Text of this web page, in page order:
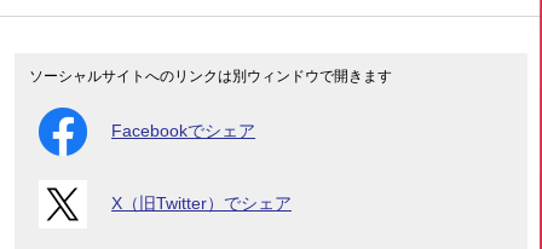
ソーシャルサイトへのリンクは別ウィンドウで開きます
Facebookでシェア
X（旧Twitter）でシェア